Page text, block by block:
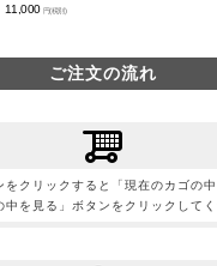
11,000 円(税別)
ご注文の流れ
をクリックすると「現在のカゴの
を見る」ボタンをクリックしてく